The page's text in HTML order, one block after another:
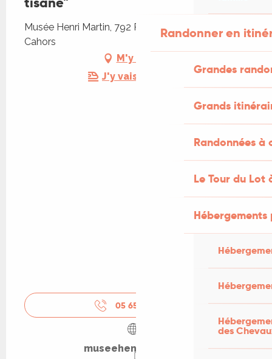
Randonner en
Grandes
Grands
Randonnées
Le Tour du Lot
des
Musée Henri Martin, 792 Rue Émile Zola, 46000
Cahors
M'y rendre
J'y vais en train !
05 65 20 88
museehenrimartin.fr